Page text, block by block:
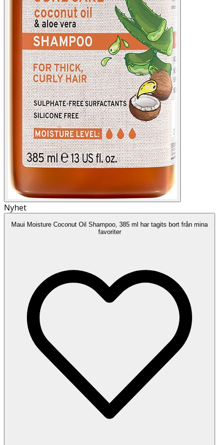
Nyhet
Maui Moisture Coconut Oil Shampoo, 385 ml har tagits bort från mina
favoriter